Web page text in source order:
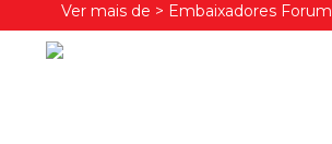
Ver mais de > Embaixadores Forum